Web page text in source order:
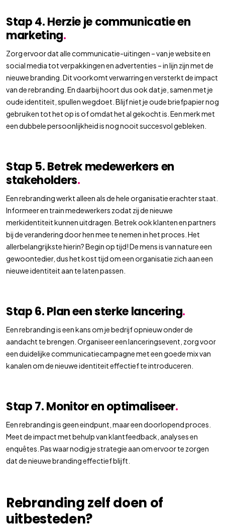
Stap 4. Herzie je communicatie en
marketing.
Zorg ervoor dat alle communicatie-uitingen – van je website en
social media tot verpakkingen en advertenties – in lijn zijn met de
nieuwe branding. Dit voorkomt verwarring en versterkt de impact
van de rebranding. En daarbij hoort dus ook dat je, samen met je
oude identiteit, spullen wegdoet. Blijf niet je oude briefpapier nog
gebruiken tot het op is of omdat het al gekocht is. Een merk met
een dubbele persoonlijkheid is nog nooit succesvol gebleken.
Stap 5. Betrek medewerkers en
stakeholders.
Een rebranding werkt alleen als de hele organisatie erachter staat.
Informeer en train medewerkers zodat zij de nieuwe
merkidentiteit kunnen uitdragen. Betrek ook klanten en partners
bij de verandering door hen mee te nemen in het proces. Het
allerbelangrijkste hierin? Begin op tijd! De mens is van nature een
gewoontedier, dus het kost tijd om een organisatie zich aan een
nieuwe identiteit aan te laten passen.
Stap 6. Plan een sterke lancering.
Een rebranding is een kans om je bedrijf opnieuw onder de
aandacht te brengen. Organiseer een lanceringsevent, zorg voor
een duidelijke communicatiecampagne met een goede mix van
kanalen om de nieuwe identiteit effectief te introduceren.
Stap 7. Monitor en optimaliseer.
Een rebranding is geen eindpunt, maar een doorlopend proces.
Meet de impact met behulp van klantfeedback, analyses en
enquêtes. Pas waar nodig je strategie aan om ervoor te zorgen
dat de nieuwe branding effectief blijft.
Rebranding zelf doen of
uitbesteden?